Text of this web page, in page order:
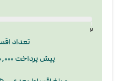
۲
تعداد
پیش پرداخت ۱۰,۰۰۰,۰۰۰ تومان